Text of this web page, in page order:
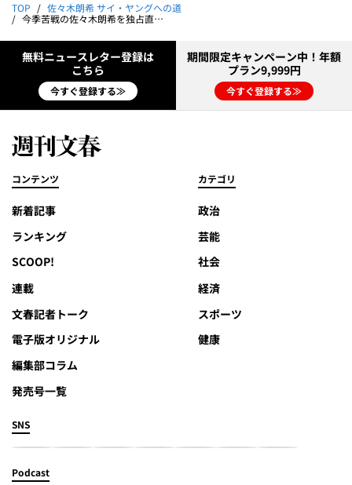
TOP 佐々木朗希 サイ・ヤングへの道
今季苦戦の佐々木朗希を独占直撃「たとえ今回生き残れたとしても…」精神的な支えは？《幹汰くん始球式秘話も》
無料ニュースレター登録は
こちら
今すぐ登録する≫
期間限定キャンペーン中！年額
プラン9,999円
今すぐ登録する≫
コンテンツ
新着記事
ランキング
SCOOP!
連載
文春記者トーク
電子版オリジナル
編集部コラム
発売号一覧
カテゴリ
政治
芸能
社会
経済
スポーツ
健康
SNS
Podcast